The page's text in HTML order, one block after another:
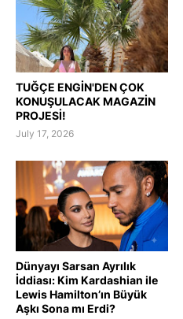
TUĞÇE ENGİN'DEN ÇOK
KONUŞULACAK MAGAZİN
PROJESİ!
July 17, 2026
Dünyayı Sarsan Ayrılık
İddiası: Kim Kardashian ile
Lewis Hamilton’ın Büyük
Aşkı Sona mı Erdi?